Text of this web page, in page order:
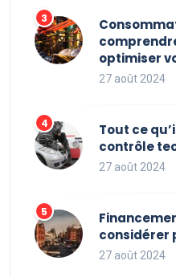
optimiser
27 août 2024
Tout ce
contrôle
27 août 2024
considérer
27 août 2024